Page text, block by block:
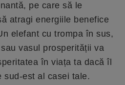
pe care să le
atragi energiile benefice
elefant cu trompa în sus,
vasul prosperității va
în viața ta dacă îl
sud-est al casei tale.